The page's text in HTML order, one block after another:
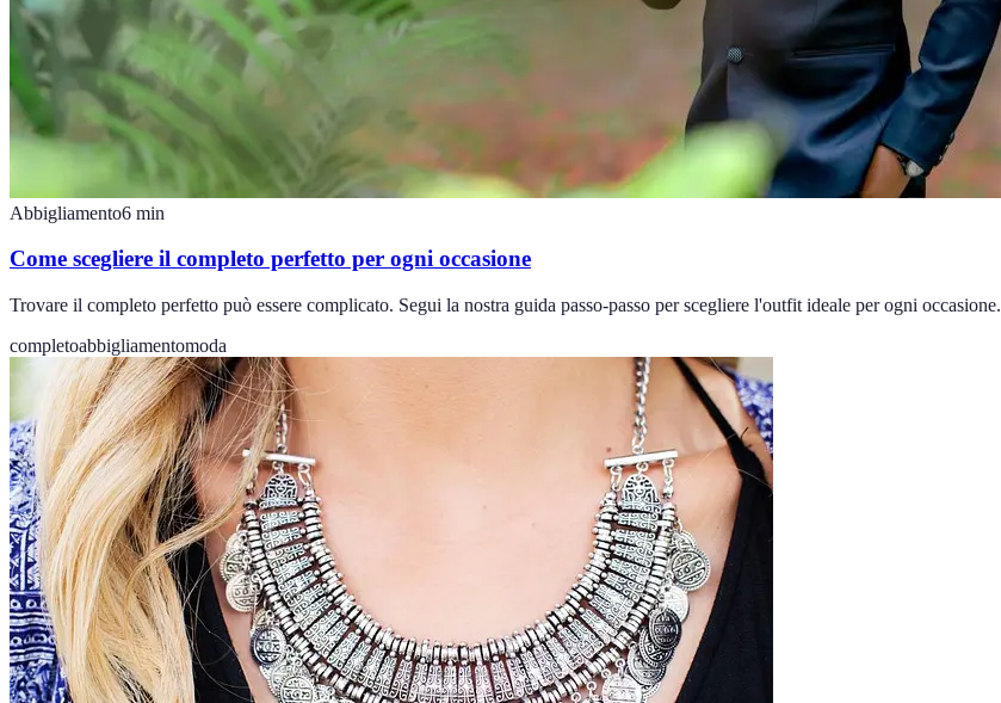
Abbigliamento6 min
Come scegliere il completo perfetto per ogni occasione
Trovare il completo perfetto può essere complicato. Segui la nostra guida passo-passo per scegliere l'outfit ideale per ogni occasione.
completoabbigliamentomoda